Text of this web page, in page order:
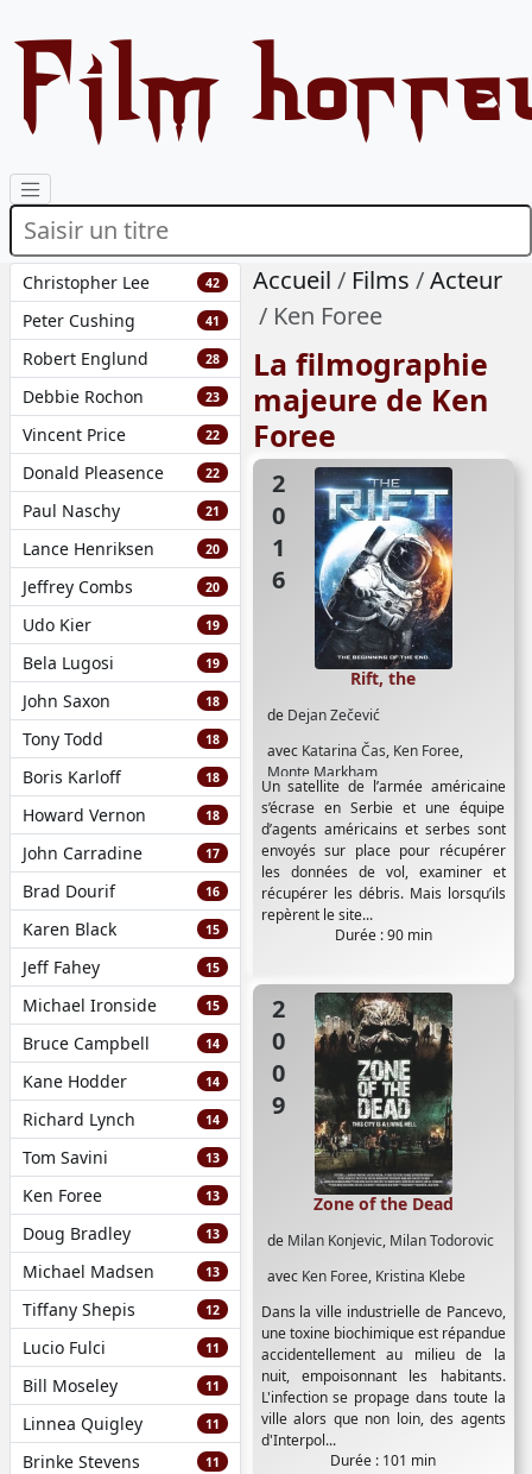
Film
Christopher Lee 42
Peter Cushing 41
Robert Englund 28
Debbie Rochon 23
Vincent Price 22
Donald Pleasence 22
Paul Naschy 21
Lance Henriksen 20
Jeffrey Combs 20
Udo Kier 19
Bela Lugosi 19
John Saxon 18
Tony Todd 18
Boris Karloff 18
Howard Vernon 18
John Carradine 17
Brad Dourif 16
Karen Black 15
Jeff Fahey 15
Michael Ironside 15
Bruce Campbell 14
Kane Hodder 14
Richard Lynch 14
Tom Savini 13
Ken Foree 13
Doug Bradley 13
Michael Madsen 13
Tiffany Shepis 12
Lucio Fulci 11
Bill Moseley 11
Linnea Quigley 11
Brinke Stevens 11
Accueil Films
Acteur
Ken Foree
La filmographie
majeure de Ken
Foree
2016
de Dejan Zečević
avec Katarina Čas, Ken Foree,
Monte Markham
Rift, the
Un satellite de l’armée américaine
s’écrase en Serbie et une équipe
d’agents américains et serbes sont
envoyés sur place pour récupérer
les données de vol, examiner et
récupérer les débris. Mais lorsqu’ils
repèrent le site...
Durée : 90 min
2009
de Milan Konjevic, Milan Todorovic
avec Ken Foree, Kristina Klebe
Zone of the Dead
Dans la ville industrielle de Pancevo,
une toxine biochimique est répandue
accidentellement au milieu de la
nuit, empoisonnant les habitants.
L'infection se propage dans toute la
ville alors que non loin, des agents
d'Interpol...
Durée : 101 min